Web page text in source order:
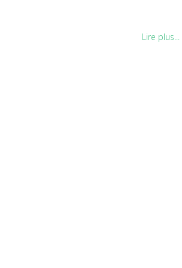
Lire plus...